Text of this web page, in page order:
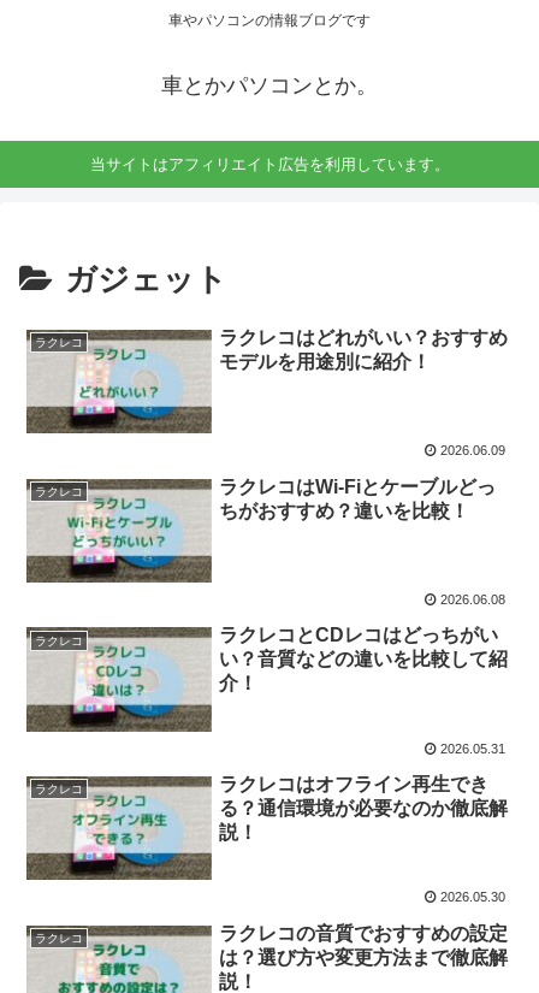
車やパソコンの情報ブログです
車とかパソコンとか。
当サイトはアフィリエイト広告を利用しています。
ガジェット
ラクレコ
ラクレコはどれがいい？おすすめ
モデルを用途別に紹介！
2026.06.09
ラクレコ
ラクレコはWi-Fiとケーブルどっ
ちがおすすめ？違いを比較！
2026.06.08
ラクレコ
ラクレコとCDレコはどっちがい
い？音質などの違いを比較して紹
介！
2026.05.31
ラクレコ
ラクレコはオフライン再生でき
る？通信環境が必要なのか徹底解
説！
2026.05.30
ラクレコ
ラクレコの音質でおすすめの設定
は？選び方や変更方法まで徹底解
説！